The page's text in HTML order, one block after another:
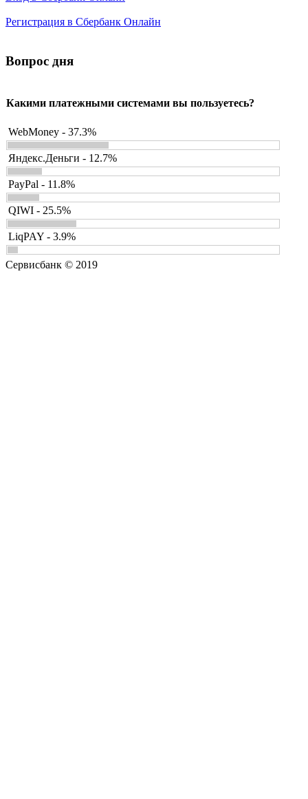
Регистрация в Сбербанк Онлайн
Вопрос дня
Какими платежными системами вы пользуетесь?
WebMoney - 37.3%
Яндекс.Деньги - 12.7%
PayPal - 11.8%
QIWI - 25.5%
LiqPAY - 3.9%
Сервисбанк © 2019